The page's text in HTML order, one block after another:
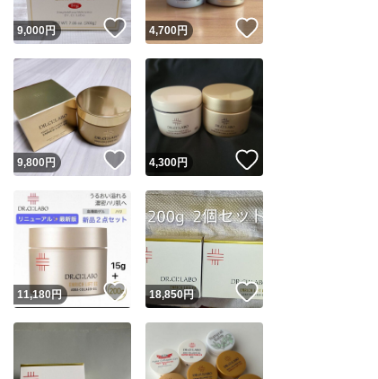
いいね！
9,000円 いいね！
4,700円
いいね！
9,800円 いいね！
4,300円
いいね！
11,180円 いいね！
18,850円 いいね！